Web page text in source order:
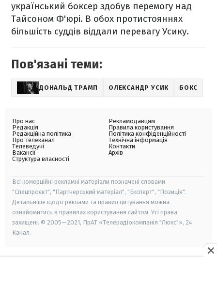
український боксер здобув перемогу над
Тайсоном Ф'юрі. В обох протистояннях
більшість суддів віддали перевагу Усику.
Пов'язані теми:
ДОНАЛЬД ТРАМП ОЛЕКСАНДР УСИК БОКС
Про нас
Редакція
Редакційна політика
Про телеканал
Телеведучі
Вакансії
Структура власності
Рекламодавцям
Правила користування
Політика конфіденційності
Технічна інформація
Контакти
Архів
Всі комерційні рекламні матеріали позначені словами
"Спецпроєкт", "Партнерський матеріал", "Експерт", "Позиція".
Детальніше щодо реклами та правил цитування можна
ознайомитись в правилах користування сайтом. Усі права
захищені. © 2005—2021, ПрАТ «Телерадіокомпанія "Люкс"», 24
Канал.